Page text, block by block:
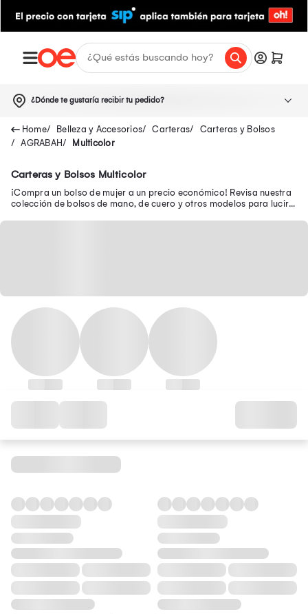
¿Dónde te gustaría recibir tu pedido?
Belleza y Accesorios Carteras
Carteras y Bolsos
AGRABAH
Multicolor
Carteras y Bolsos Multicolor
¡Compra un bolso de mujer a un precio económico! Revisa nuestra
colección de bolsos de mano, de cuero y otros modelos para lucir a